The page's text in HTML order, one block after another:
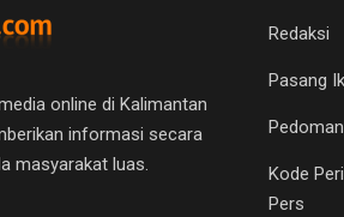
online di Kalimantan
informasi secara
masyarakat luas.
Redaksi
Pasang
Kode
Pers